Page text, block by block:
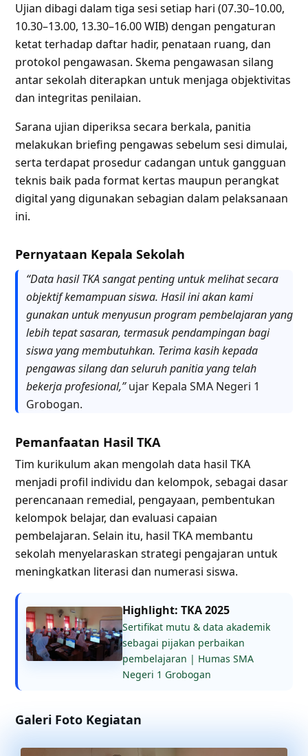
Ujian dibagi dalam tiga sesi setiap hari (07.30–10.00,
10.30–13.00, 13.30–16.00 WIB) dengan pengaturan
ketat terhadap daftar hadir, penataan ruang, dan
protokol pengawasan. Skema pengawasan silang
antar sekolah diterapkan untuk menjaga objektivitas
dan integritas penilaian.
Sarana ujian diperiksa secara berkala, panitia
melakukan briefing pengawas sebelum sesi dimulai,
serta terdapat prosedur cadangan untuk gangguan
teknis baik pada format kertas maupun perangkat
digital yang digunakan sebagian dalam pelaksanaan
ini.
Pernyataan Kepala Sekolah
“Data hasil TKA sangat penting untuk melihat secara
objektif kemampuan siswa. Hasil ini akan kami
gunakan untuk menyusun program pembelajaran yang
lebih tepat sasaran, termasuk pendampingan bagi
siswa yang membutuhkan. Terima kasih kepada
pengawas silang dan seluruh panitia yang telah
bekerja profesional,”ujar Kepala SMA Negeri 1
Grobogan.
Pemanfaatan Hasil TKA
Tim kurikulum akan mengolah data hasil TKA
menjadi profil individu dan kelompok, sebagai dasar
perencanaan remedial, pengayaan, pembentukan
kelompok belajar, dan evaluasi capaian
pembelajaran. Selain itu, hasil TKA membantu
sekolah menyelaraskan strategi pengajaran untuk
meningkatkan literasi dan numerasi siswa.
Highlight: TKA 2025
Sertifikat mutu & data akademik
sebagai pijakan perbaikan
pembelajaran | Humas SMA
Negeri 1 Grobogan
Galeri Foto Kegiatan